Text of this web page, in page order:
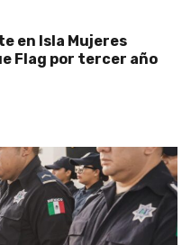
en Isla Mujeres
Flag por tercer año